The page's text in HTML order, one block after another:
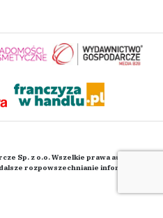
Sp. z o.o. Wszelkie prawa autorskie
rozpowszechnianie informacji i